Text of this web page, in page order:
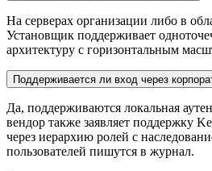
На серверах организации либо в
Установщик поддерживает
архитектуру с горизонтальным
Поддерживается ли вход через
Да, поддерживаются локальная
вендор также заявляет поддержку
через иерархию ролей с
пользователей пишутся в журнал.